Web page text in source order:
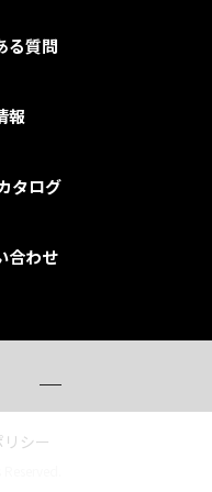
る質問
報
タログ
合わせ
シー